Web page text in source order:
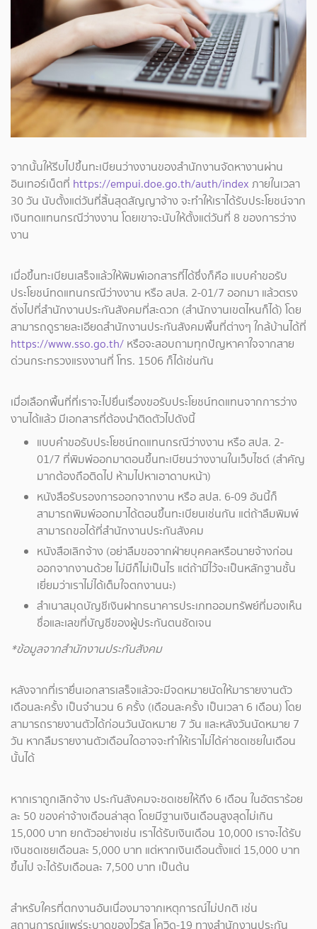
จากนั้นให้รีบไปขึ้นทะเบียนว่างงานของสำนักงานจัดหางานผ่าน
อินเทอร์เน็ตที่ https://empui.doe.go.th/auth/index ภายในเวลา
30 วัน นับตั้งแต่วันที่สิ้นสุดสัญญาจ้าง จะทำให้เราได้รับประโยชน์จาก
เงินทดแทนกรณีว่างงาน โดยเขาจะนับให้ตั้งแต่วันที่ 8 ของการว่าง
งาน
เมื่อขึ้นทะเบียนเสร็จแล้วให้พิมพ์เอกสารที่ได้ซึ่งก็คือ แบบคำขอรับ
ประโยชน์ทดแทนกรณีว่างงาน หรือ สปส. 2-01/7 ออกมา แล้วตรง
ดิ่งไปที่สำนักงานประกันสังคมที่สะดวก (สำนักงานเขตไหนก็ได้) โดย
สามารถดูรายละเอียดสำนักงานประกันสังคมพื้นที่ต่างๆ ใกล้บ้านได้ที่
https://www.sso.go.th/ หรือจะสอบถามทุกปัญหาคาใจจากสาย
ด่วนกระทรวงแรงงานที่ โทร. 1506 ก็ได้เช่นกัน
เมื่อเลือกพื้นที่ที่เราจะไปยื่นเรื่องขอรับประโยชน์ทดแทนจากการว่าง
งานได้แล้ว มีเอกสารที่ต้องนำติดตัวไปดังนี้
แบบคำขอรับประโยชน์ทดแทนกรณีว่างงาน หรือ สปส. 2-
01/7 ที่พิมพ์ออกมาตอนขึ้นทะเบียนว่างงานในเว็บไซต์ (สำคัญ
มากต้องถือติดไป ห้ามไปหาเอาดาบหน้า)
หนังสือรับรองการออกจากงาน หรือ สปส. 6-09 อันนี้ก็
สามารถพิมพ์ออกมาได้ตอนขึ้นทะเบียนเช่นกัน แต่ถ้าลืมพิมพ์
สามารถขอได้ที่สำนักงานประกันสังคม
หนังสือเลิกจ้าง (อย่าลืมขอจากฝ่ายบุคคลหรือนายจ้างก่อน
ออกจากงานด้วย ไม่มีก็ไม่เป็นไร แต่ถ้ามีไว้จะเป็นหลักฐานชั้น
เยี่ยมว่าเราไม่ได้เต็มใจตกงานนะ)
สำเนาสมุดบัญชีเงินฝากธนาคารประเภทออมทรัพย์ที่มองเห็น
ชื่อและเลขที่บัญชีของผู้ประกันตนชัดเจน
*ข้อมูลจากสำนักงานประกันสังคม
หลังจากที่เรายื่นเอกสารเสร็จแล้วจะมีจดหมายนัดให้มารายงานตัว
เดือนละครั้ง เป็นจำนวน 6 ครั้ง (เดือนละครั้ง เป็นเวลา 6 เดือน) โดย
สามารถรายงานตัวได้ก่อนวันนัดหมาย 7 วัน และหลังวันนัดหมาย 7
วัน หากลืมรายงานตัวเดือนใดอาจจะทำให้เราไม่ได้ค่าชดเชยในเดือน
นั้นได้
หากเราถูกเลิกจ้าง ประกันสังคมจะชดเชยให้ถึง 6 เดือน ในอัตราร้อย
ละ 50 ของค่าจ้างเดือนล่าสุด โดยมีฐานเงินเดือนสูงสุดไม่เกิน
15,000 บาท ยกตัวอย่างเช่น เราได้รับเงินเดือน 10,000 เราจะได้รับ
เงินชดเชยเดือนละ 5,000 บาท แต่หากเงินเดือนตั้งแต่ 15,000 บาท
ขึ้นไป จะได้รับเดือนละ 7,500 บาท เป็นต้น
สำหรับใครที่ตกงานอันเนื่องมาจากเหตุการณ์ไม่ปกติ เช่น
สถานการณ์แพร่ระบาดของไวรัส โควิด-19 ทางสำนักงานประกัน